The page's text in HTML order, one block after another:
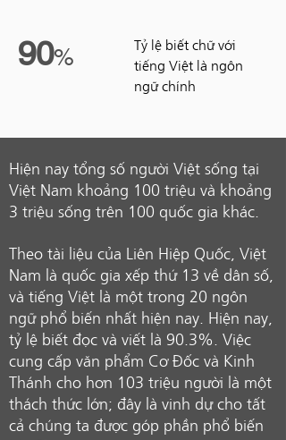
90%
Tỷ lệ biết chữ với
tiếng Việt là ngôn
ngữ chính
Hiện nay tổng số người Việt sống tại
Việt Nam khoảng 100 triệu và khoảng
3 triệu sống trên 100 quốc gia khác.
Theo tài liệu của Liên Hiệp Quốc, Việt
Nam là quốc gia xếp thứ 13 về dân số,
và tiếng Việt là một trong 20 ngôn
ngữ phổ biến nhất hiện nay. Hiện nay,
tỷ lệ biết đọc và viết là 90.3%. Việc
cung cấp văn phẩm Cơ Đốc và Kinh
Thánh cho hơn 103 triệu người là một
thách thức lớn; đây là vinh dự cho tất
cả chúng ta được góp phần phổ biến